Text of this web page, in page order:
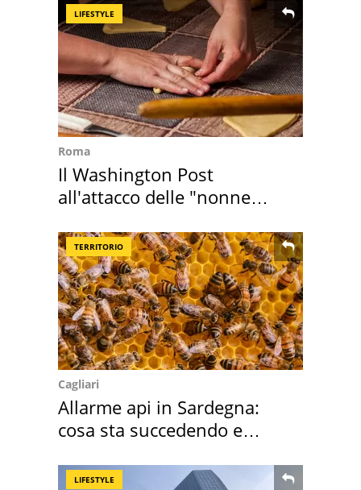
LIFESTYLE
Roma
Il Washington Post
all'attacco delle "nonne
TERRITORIO
Cagliari
Allarme api in Sardegna:
cosa sta succedendo e
LIFESTYLE